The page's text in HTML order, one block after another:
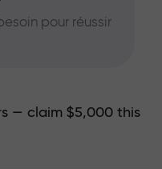
pour réussir
— claim $5,000 this